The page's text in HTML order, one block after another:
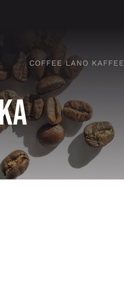
COFFEE LANO KAFFEE